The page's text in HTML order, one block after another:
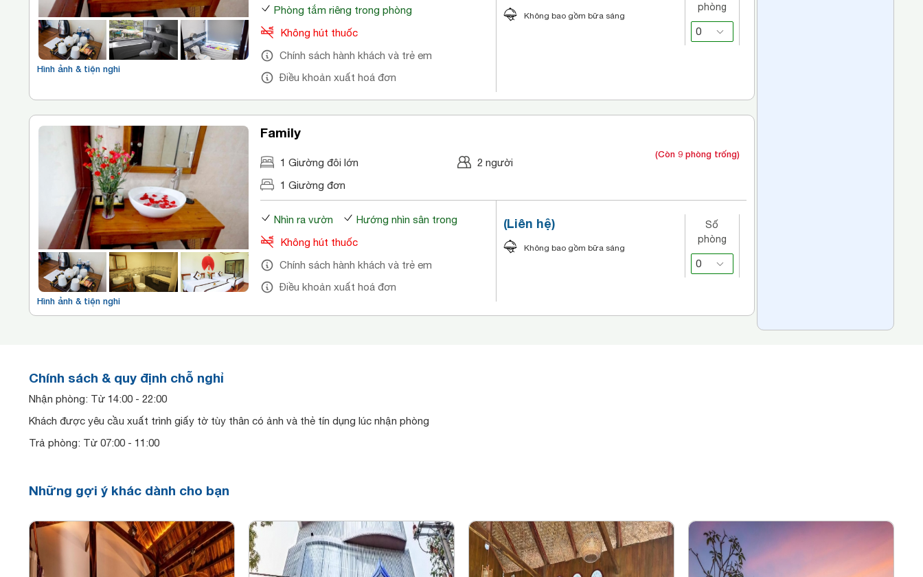
Hình ảnh & tiện nghi
Phòng tắm riêng trong phòng
Không hút thuốc
Chính sách hành khách và trẻ em
Điều khoản xuất hoá đơn
Không bao gồm bữa sáng
phòng
Hình ảnh & tiện nghi
Family
1 Giường đôi lớn
1 Giường đơn
2 người
(Còn 9 phòng trống)
Nhìn ra vườn
Hướng nhìn sân trong
Không hút thuốc
Chính sách hành khách và trẻ em
Điều khoản xuất hoá đơn
(Liên hệ)
Không bao gồm bữa sáng
Số
phòng
Chính sách & quy định chỗ nghỉ
Nhận phòng: Từ 14:00 - 22:00
Khách được yêu cầu xuất trình giấy tờ tùy thân có ảnh và thẻ tín dụng lúc nhận phòng
Trả phòng: Từ 07:00 - 11:00
Những gợi ý khác dành cho bạn